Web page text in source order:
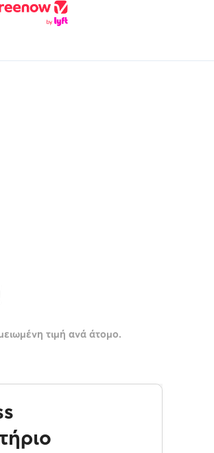
τιμή ανά άτομο.